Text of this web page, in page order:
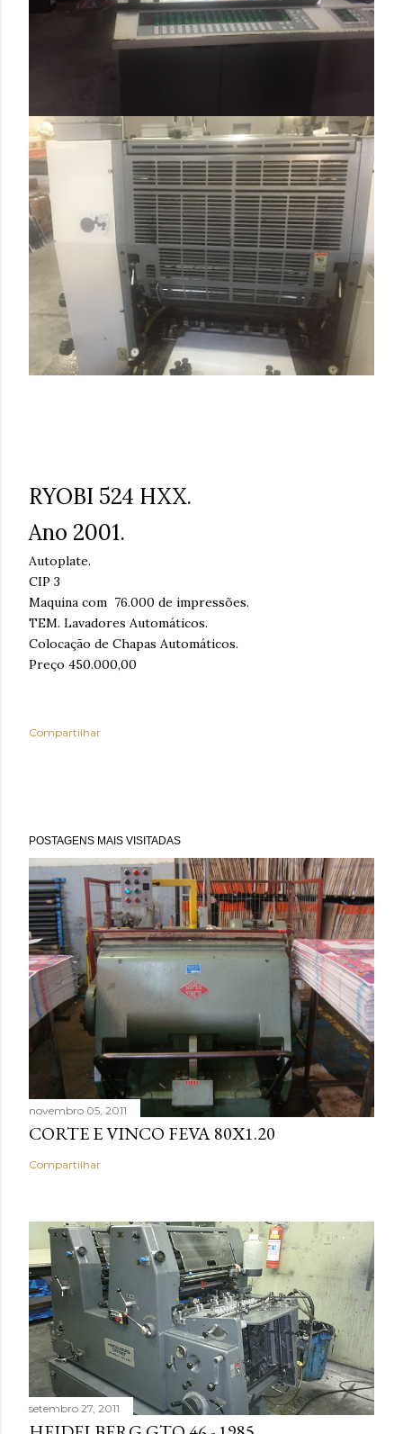
RYOBI 524 HXX.
Ano 2001.
Autoplate.
CIP 3
Maquina com 76.000 de impressões.
TEM. Lavadores Automáticos.
Colocação de Chapas Automáticos.
Preço 450.000,00
Compartilhar
POSTAGENS MAIS VISITADAS
novembro 05, 2011
CORTE E VINCO FEVA 80X1.20
Compartilhar
setembro 27, 2011